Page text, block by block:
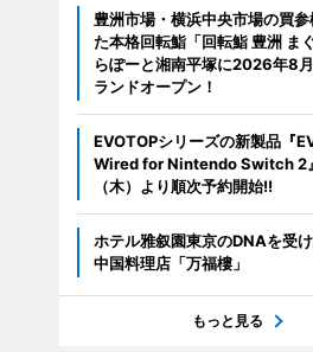
豊洲市場・横浜中央市場の買
た本格回転鮨「回転鮨 豊洲 ま
らぽーと湘南平塚に2026年8
ランドオープン！
EVOTOPシリーズの新製品『
Wired for Nintendo Switch 2
（木）より順次予約開始!!
ホテル雅叙園東京のDNAを受
中国料理店「万福樓」
もっと見る